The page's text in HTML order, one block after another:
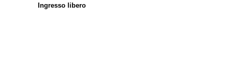
Ingresso libero